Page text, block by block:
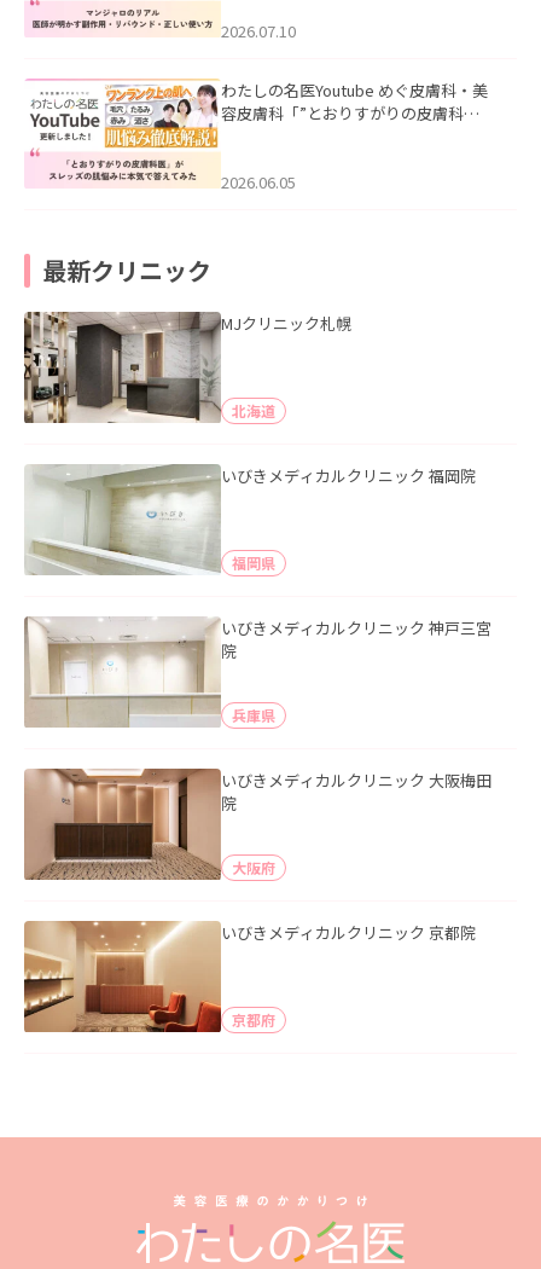
た。
2026.07.10
わたしの名医Youtube めぐ皮膚科・美
容皮膚科「”とおりすがりの皮膚科
2026.06.05
最新クリニック
MJクリニック札幌
北海道
いびきメディカルクリニック 福岡院
福岡県
いびきメディカルクリニック 神戸三宮
院
兵庫県
いびきメディカルクリニック 大阪梅田
院
大阪府
いびきメディカルクリニック 京都院
京都府